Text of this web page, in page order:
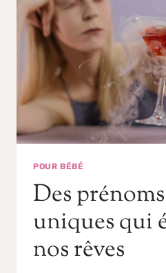
POUR BÉBÉ
Des
uniques qui
nos rêves